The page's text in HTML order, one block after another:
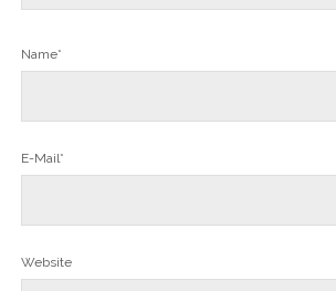
Name*
E-Mail*
Website